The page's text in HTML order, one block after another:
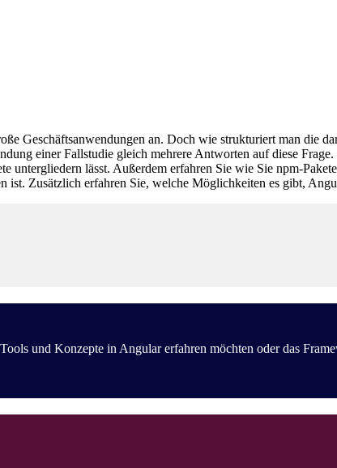
Geschäftsanwendungen an. Doch wie strukturiert man die
einer Fallstudie gleich mehrere Antworten auf diese
lässt. Außerdem erfahren Sie wie Sie npm-
Zusätzlich erfahren Sie, welche Möglichkeiten es gibt,
und Konzepte in Angular erfahren möchten oder das